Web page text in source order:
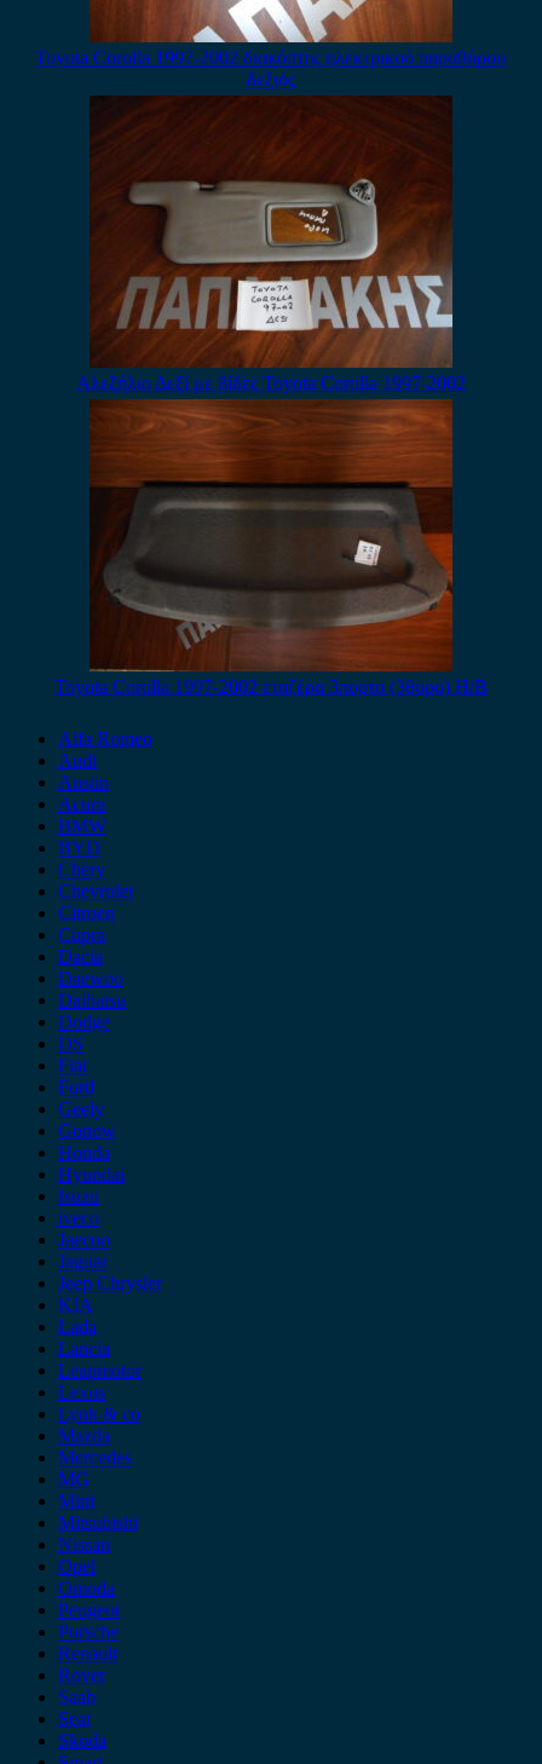
Toyota Corolla 1997-2002 διακόπτης ηλεκτρικού παραθύρου
δεξιός
Αλεξήλιο Δεξί με βίδες Toyota Corolla 1997-2002
Toyota Corolla 1997-2002 εταζέρα 3πορτο (3θυρο) H/B
Alfa Romeo
Audi
Austin
Acura
BMW
BYD
Chery
Chevrolet
Citroen
Cupra
Dacia
Daewoo
Daihatsu
Dodge
DS
Fiat
Ford
Geely
Gonow
Honda
Hyundai
Isuzu
iveco
Jaecoo
Jaguar
Jeep Chrysler
KIA
Lada
Lancia
Leapmotor
Lexus
Lynk & co
Mazda
Mercedes
MG
Mini
Mitsubishi
Nissan
Opel
Omoda
Peugeot
Porsche
Renault
Rover
Saab
Seat
Skoda